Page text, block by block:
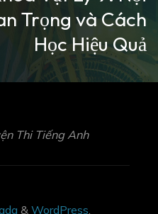
Trọng và Cách
Học Hiệu Quả
Thi Tiếng Anh
& WordPress.